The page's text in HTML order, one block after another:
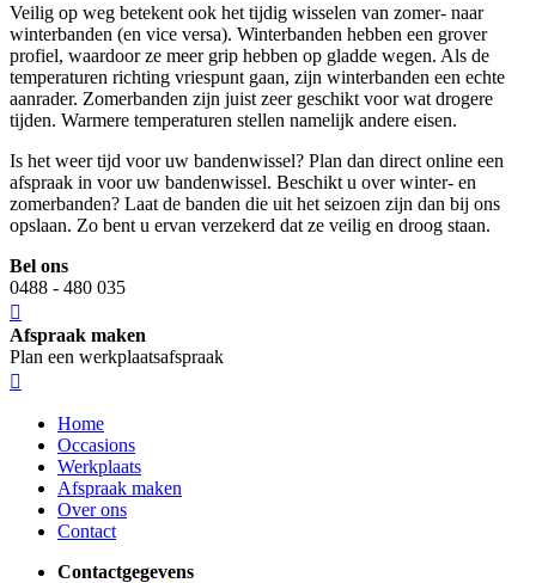
Veilig op weg betekent ook het tijdig wisselen van zomer- naar
winterbanden (en vice versa). Winterbanden hebben een grover
profiel, waardoor ze meer grip hebben op gladde wegen. Als de
temperaturen richting vriespunt gaan, zijn winterbanden een echte
aanrader. Zomerbanden zijn juist zeer geschikt voor wat drogere
tijden. Warmere temperaturen stellen namelijk andere eisen.
Is het weer tijd voor uw bandenwissel? Plan dan direct online een
afspraak in voor uw bandenwissel. Beschikt u over winter- en
zomerbanden? Laat de banden die uit het seizoen zijn dan bij ons
opslaan. Zo bent u ervan verzekerd dat ze veilig en droog staan.
Bel ons
0488 - 480 035
Afspraak maken
Plan een werkplaatsafspraak
Home
Occasions
Werkplaats
Afspraak maken
Over ons
Contact
Contactgegevens